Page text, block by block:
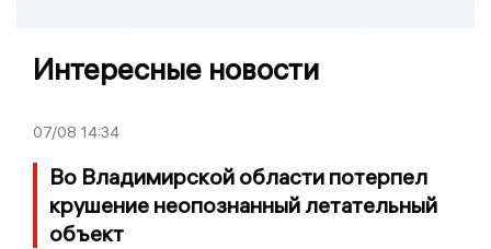
Интересные новости
07/08 14:34
Во Владимирской области потерпел
крушение неопознанный летательный
объект